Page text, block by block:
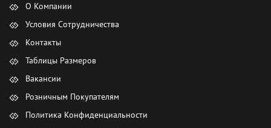
О Компании
Условия Сотрудничества
Контакты
Таблицы Размеров
Вакансии
Розничным Покупателям
Политика Конфиденциальности